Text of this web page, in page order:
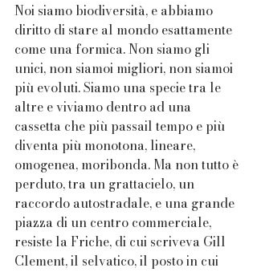
Noi siamo biodiversità, e abbiamo
diritto di stare al mondo esattamente
come una formica. Non siamo gli
unici, non siamoi migliori, non siamoi
più evoluti. Siamo una specie tra le
altre e viviamo dentro ad una
cassetta che più passail tempo e più
diventa più monotona, lineare,
omogenea, moribonda. Ma non tutto è
perduto, tra un grattacielo, un
raccordo autostradale, e una grande
piazza di un centro commerciale,
resiste la Friche, di cui scriveva Gill
Clement, il selvatico, il posto in cui